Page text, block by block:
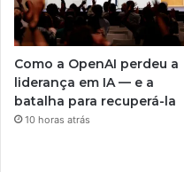
Como a OpenAI perdeu a
liderança em IA — e a
batalha para recuperá-la
10 horas atrás